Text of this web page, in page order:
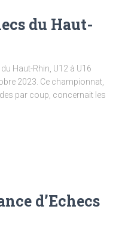
du Haut-
Haut-Rhin, U12 à U16
2023. Ce championnat,
par coup, concernait les
d’Echecs